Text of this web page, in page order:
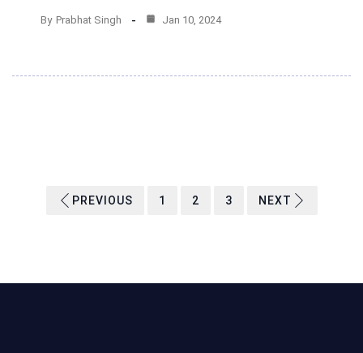
By Prabhat Singh Jan 10, 2024
PREVIOUS 1 2 3 NEXT